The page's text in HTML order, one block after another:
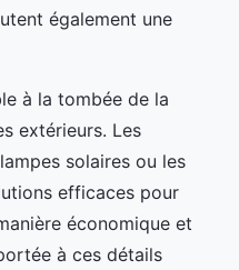
également une
à la tombée de la
extérieurs. Les
solaires ou les
efficaces pour
économique et
à ces détails